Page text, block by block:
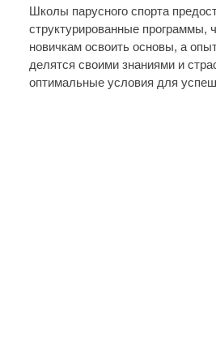
Школы парусного спорта
структурированные программы,
новичкам освоить основы, а
делятся своими знаниями и
оптимальные условия для